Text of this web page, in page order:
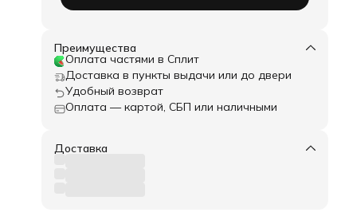
Преимущества
Оплата частями в Сплит
Доставка в пункты выдачи или до двери
Удобный возврат
Оплата — картой, СБП или наличными
Доставка